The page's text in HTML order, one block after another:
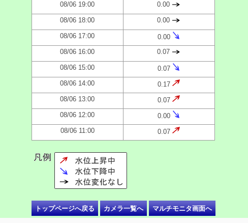
08/06 19:00
0.00
08/06 18:00 0.00
08/06 17:00
0.00
08/06 16:00
0.07
08/06 15:00
0.07
08/06 14:00
0.17
08/06 13:00
0.07
08/06 12:00
0.00
08/06 11:00
0.07
トップページへ戻る カメラ一覧へ マルチモニタ画面へ